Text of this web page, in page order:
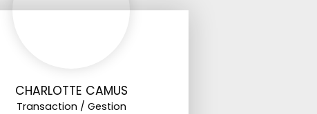
CHARLOTTE CAMUS
Transaction / Gestion